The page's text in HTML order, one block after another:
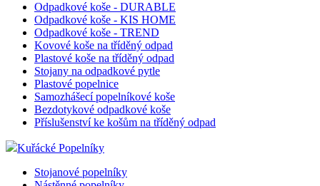
Odpadkové koše - DURABLE
Odpadkové koše - KIS HOME
Odpadkové koše - TREND
Kovové koše na tříděný odpad
Plastové koše na tříděný odpad
Stojany na odpadkové pytle
Plastové popelnice
Samozhášecí popelníkové koše
Bezdotykové odpadkové koše
Příslušenství ke košům na tříděný odpad
Kuřácké Popelníky
Stojanové popelníky